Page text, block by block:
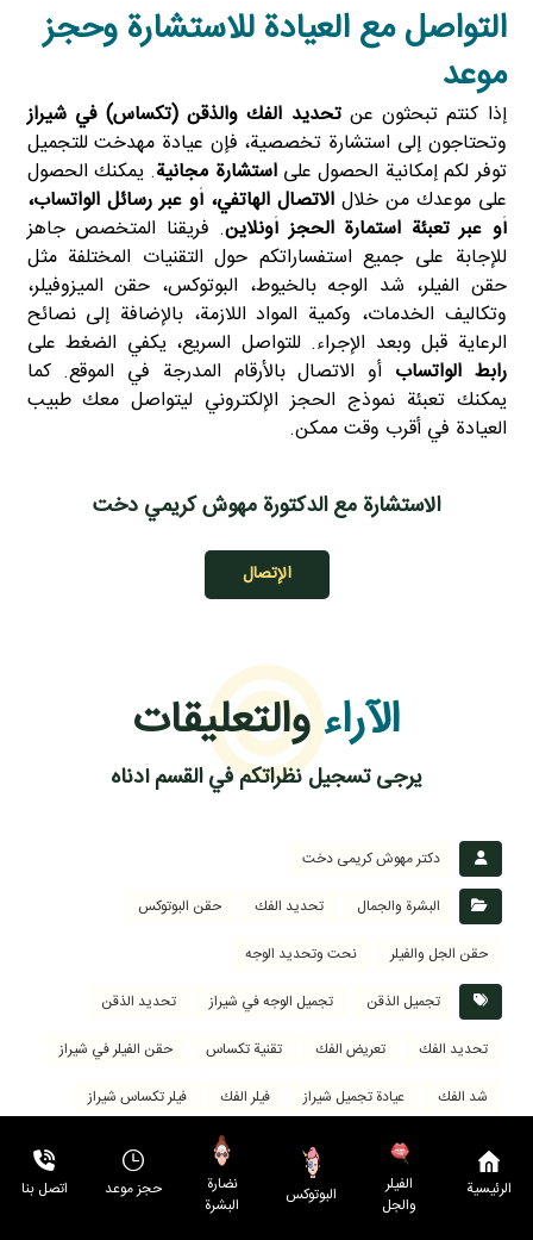
التواصل مع العيادة للاستشارة وحجز
موعد
إذا كنتم تبحثون عنتحديد الفك والذقن (تكساس) في شيراز
وتحتاجون إلى استشارة تخصصية، فإن عيادة مهدخت للتجميل
توفر لكم إمكانية الحصول علىاستشارة مجانية. يمكنك الحصول
على موعدك من خلالالاتصال الهاتفي، أو عبر رسائل الواتساب،
أو عبر تعبئة استمارة الحجز أونلاين. فريقنا المتخصص جاهز
للإجابة على جميع استفساراتكم حول التقنيات المختلفة مثل
حقن الفيلر، شد الوجه بالخيوط، البوتوكس، حقن الميزوفيلر،
وتكاليف الخدمات، وكمية المواد اللازمة، بالإضافة إلى نصائح
الرعاية قبل وبعد الإجراء. للتواصل السريع، يكفي الضغط على
رابط الواتساب أو الاتصال بالأرقام المدرجة في الموقع. كما
يمكنك تعبئة نموذج الحجز الإلكتروني ليتواصل معك طبيب
العيادة في أقرب وقت ممكن.
الاستشارة مع الدكتورة مهوش كريمي دخت
الإتصال
الآراءوالتعليقات
يرجى تسجيل نظراتكم في القسم أدناه
دکتر مهوش کریمی دخت
البشرة والجمال
تحديد الفك
حقن البوتوكس
حقن الجل والفيلر
نحت وتحديد الوجه
تجميل الذقن
تجميل الوجه في شيراز
تحديد الذقن
تحديد الفك
تعريض الفك تقنية تكساس
حقن الفيلر في شيراز
شد الفك
عيادة تجميل شيراز فيلر الفك
فيلر تكساس شيراز
مادلينغ الوجه
نحت الوجه
الرئيسية
الفیلر
والجل
البوتوکس
نضارة
البشرة
حجز موعد اتصل بنا